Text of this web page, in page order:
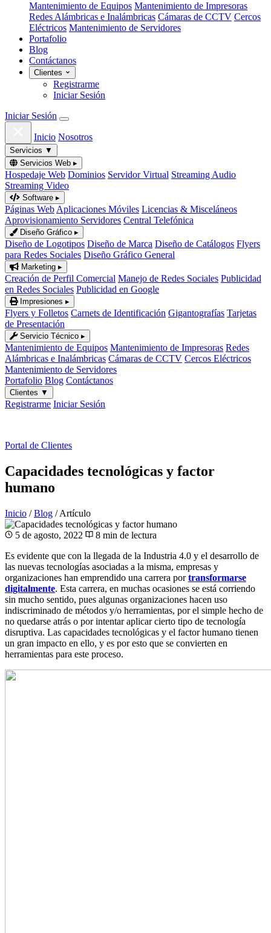
Mantenimiento de Equipos Mantenimiento de Impresoras
Redes Alámbricas e Inalámbricas Cámaras de CCTV Cercos
Eléctricos Mantenimiento de Servidores
Portafolio
Blog
Contáctanos
Clientes
Registrarme
Iniciar Sesión
Iniciar Sesión
Inicio Nosotros
Servicios ▼
Servicios Web ▸
Hospedaje Web Dominios Servidor Virtual Streaming Audio
Streaming Video
Software ▸
Páginas Web Aplicaciones Móviles Licencias & Misceláneos
Aprovisionamiento Servidores Central Telefónica
Diseño Gráfico ▸
Diseño de Logotipos Diseño de Marca Diseño de Catálogos Flyers
para Redes Sociales Diseño Gráfico General
Marketing ▸
Creación de Perfil Comercial Manejo de Redes Sociales Publicidad
en Redes Sociales Publicidad en Google
Impresiones ▸
Flyers y Folletos Carnets de Identificación Gigantografías Tarjetas
de Presentación
Servicio Técnico ▸
Mantenimiento de Equipos Mantenimiento de Impresoras Redes
Alámbricas e Inalámbricas Cámaras de CCTV Cercos Eléctricos
Mantenimiento de Servidores
Portafolio Blog Contáctanos
Clientes ▼
Registrarme Iniciar Sesión
Portal de Clientes
Capacidades tecnológicas y factor
humano
Inicio / Blog /Artículo
5 de agosto, 2022
8 min de lectura
Es evidente que con la llegada de la Industria 4.0 y el desarrollo de
las nuevas tecnologías asociadas a la misma, empresas y
organizaciones han emprendido una carrera portransformarse
digitalmente. Esta carrera, en muchas ocasiones se está corriendo
sin mucho sentido, pues algunas organizaciones hacen uso
indiscriminado de métodos y/o herramientas, por el simple hecho de
no quedarse atrás o por intentar aplicar cierto tipo de tecnología
disruptiva. Las capacidades tecnológicas y el factor humano tienen
un gran impacto en ello, y es por esto que se convierten en
herramientas para este proceso.